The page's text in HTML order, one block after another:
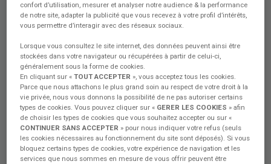
Excess 14 Séries #7 : La mise à l’eau !
La construction de notre Excess 14 est terminée.
Commencer la discussion
confort d’utilisation, mesurer et analyser notre audience & la performance
de notre site, adapter la publicité que vous recevez à votre profil d’intérêts,
vous permettre d’interagir avec des réseaux sociaux.
Lorsque vous consultez le site internet, des données peuvent ainsi être
stockées dans votre navigateur ou récupérées à partir de celui-ci,
généralement sous la forme de cookies.
En cliquant sur «TOUT ACCEPTER », vous acceptez tous les cookies.
Parce que nous attachons le plus grand soin au respect de votre droit à la
vie privée, nous vous donnons la possibilité de ne pas autoriser certains
types de cookies. Vous pouvez cliquer sur « GERER LES COOKIES » afin
de choisir les types de cookies que vous souhaitez accepter ou sur «
CONTINUER SANS ACCEPTER » pour nous indiquer votre refus (seuls
les cookies nécessaires au fonctionnement du site sont déposés). Si vous
bloquez certains types de cookies, votre expérience de navigation et les
services que nous sommes en mesure de vous offrir peuvent être